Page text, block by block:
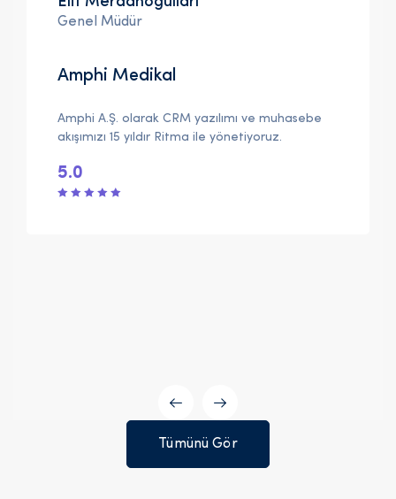
Genel Müdür
Amphi Medikal
Amphi A.Ş. olarak CRM yazılımı ve muhasebe
akışımızı 15 yıldır Ritma ile yönetiyoruz.
5.0
Tümünü Gör